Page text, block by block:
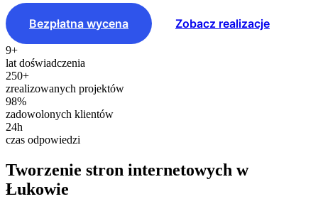
Bezpłatna wycena Zobacz realizacje
9+
lat doświadczenia
250+
zrealizowanych projektów
98%
zadowolonych klientów
24h
czas odpowiedzi
Tworzenie stron internetowych w
Łukowie